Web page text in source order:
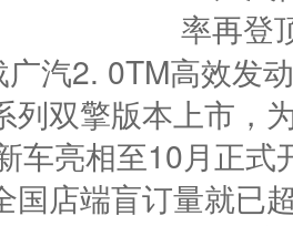
广汽2. 0TM高效发
列双擎版本上市，
车亮相至10月正
国店端盲订量就已